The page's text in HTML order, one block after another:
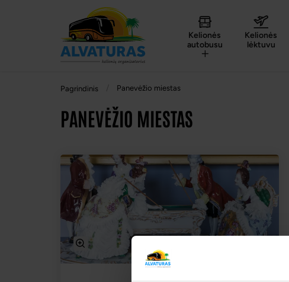
Kelionės
autobusu
Kelionės
lėktuvu
Pagrindinis Panevėžio miestas
PANEVĖŽIO MIESTAS
-2% nuolaida TIK internetu